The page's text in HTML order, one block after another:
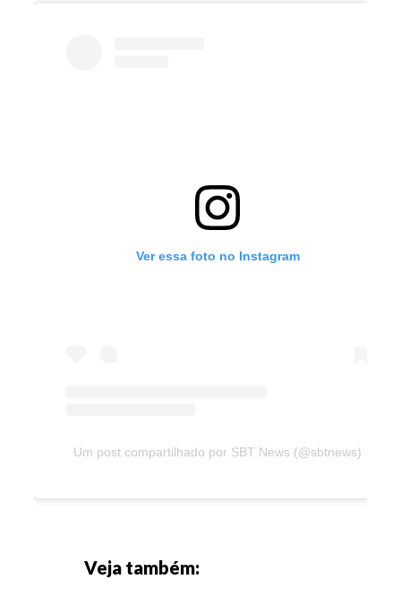
Ver essa foto no Instagram
Um post compartilhado por SBT News (@sbtnews)
Veja também: